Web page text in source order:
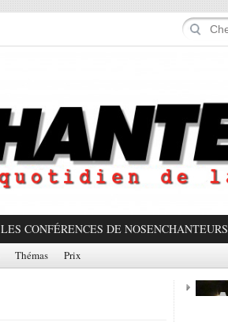
LES CONFÉRENCES DE NOSENCHANTEURS
Thémas Prix